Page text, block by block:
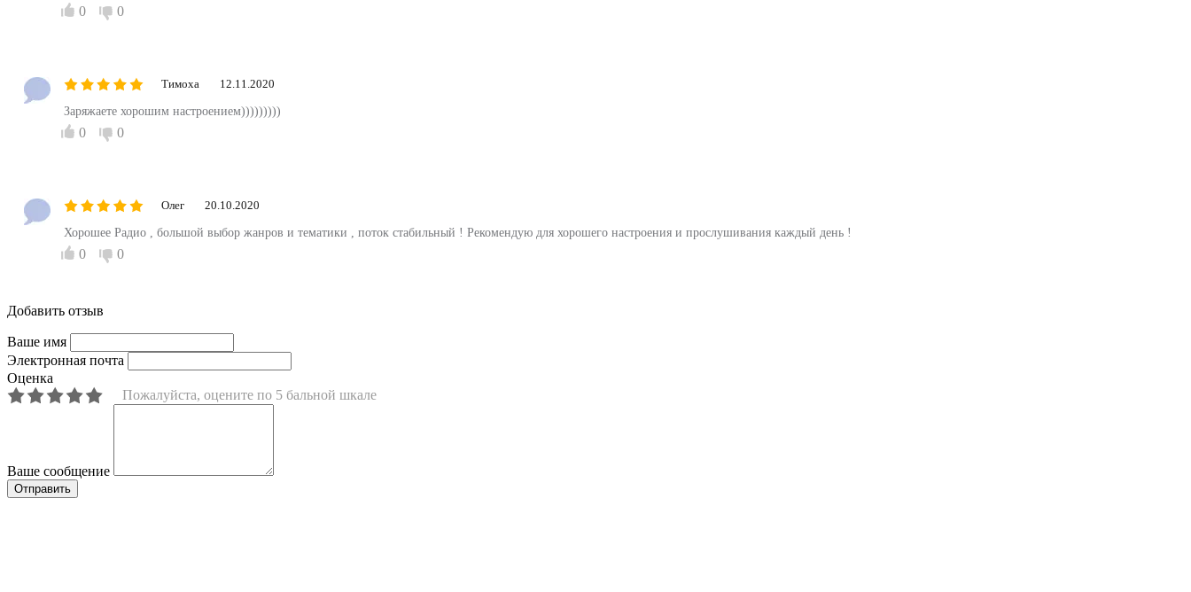
0 0
Тимоха 12.11.2020
Заряжаете хорошим настроением)))))))))
0 0
Олег 20.10.2020
Хорошее Радио , большой выбор жанров и тематики , поток стабильный ! Рекомендую для хорошего настроения и прослушивания каждый день !
0 0
Добавить отзыв
Ваше имя
Электронная почта
Оценка
Пожалуйста, оцените по 5 бальной шкале
Ваше сообщение